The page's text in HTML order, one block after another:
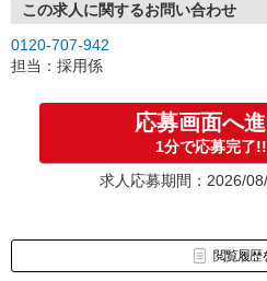
▼Step2 全国にあるお仕事の中から
ご案内
▼Step3 就業前に職場見学で気にな
応募⇒最短で2日後からの勤務も可能
この求人に関するお問い合わせ
0120-707-942
担当：採用係
応募画面へ
1分で応募完了!!
求人応募期間：2026/
閲覧履歴